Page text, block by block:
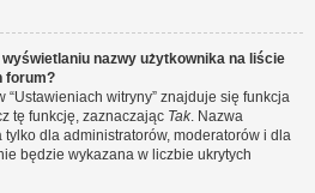
nazwy użytkownika na liście
forum?
“Ustawieniach witryny” znajduje się funkcja
tę funkcję, zaznaczając Tak. Nazwa
dla administratorów, moderatorów i dla
będzie wykazana w liczbie ukrytych